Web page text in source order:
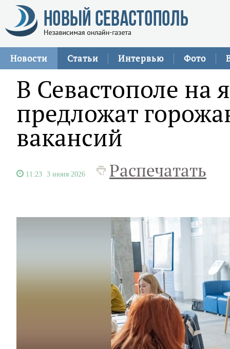
Новости Статьи Интервью Фото
В Севастополе на
предложат
вакансий
11:23 3 июня 2026 Распечатать